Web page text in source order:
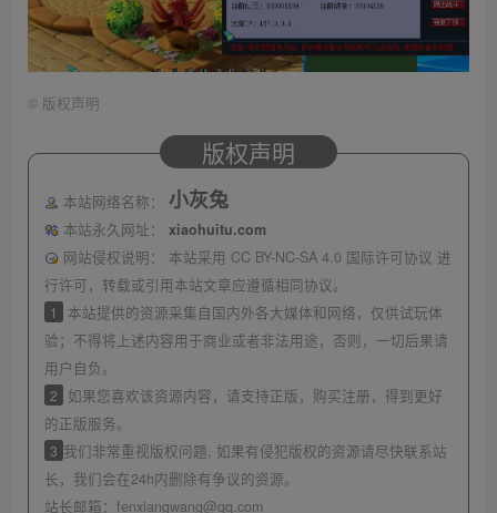
© 版权声明
版权声明
本站网络名称： 小灰兔
本站永久网址：
xiaohuitu.com
网站侵权说明：
本站采用 CC BY-NC-SA 4.0 国际许可协议 进
行许可，转载或引用本站文章应遵循相同协议。
1
本站提供的资源采集自国内外各大媒体和网络，仅供试玩体
验；不得将上述内容用于商业或者非法用途，否则，一切后果请
用户自负。
2
如果您喜欢该资源内容，请支持正版，购买注册，得到更好
的正版服务。
3 我们非常重视版权问题, 如果有侵犯版权的资源请尽快联系站
长，我们会在24h内删除有争议的资源。
站长邮箱： fenxiangwang@qq.com